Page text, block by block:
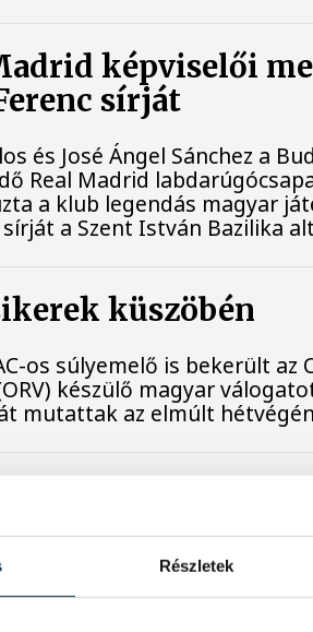
Részletek
képviselői
sírját
és José Ángel Sánchez a
Real Madrid
a klub legendás magyar
sírját a Szent István Bazilika
küszöbén
os súlyemelő is bekerült az
készülő magyar
mutattak az elmúlt
bronzérmes a
Mihályvári-Farkas